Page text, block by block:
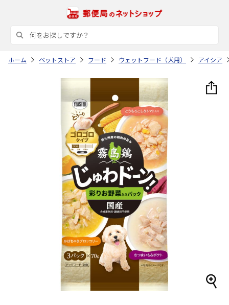
ホーム ペットストア フード ウェットフード（犬用） アイシア